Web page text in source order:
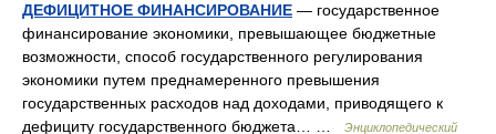
ДЕФИЦИТНОЕ ФИНАНСИРОВАНИЕ — государственное
финансирование экономики, превышающее бюджетные
возможности, способ государственного регулирования
экономики путем преднамеренного превышения
государственных расходов над доходами, приводящего к
дефициту государственного бюджета… …
Энциклопедический